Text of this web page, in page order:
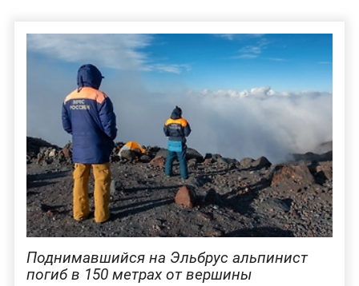
Поднимавшийся на Эльбрус альпинист
погиб в 150 метрах от вершины